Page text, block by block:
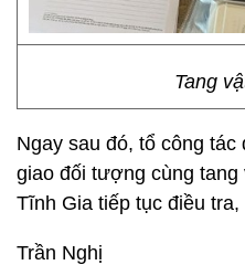
Tang
Ngay sau đó, tổ công tác
giao đối tượng cùng tang
Tĩnh Gia tiếp tục điều
Trần Nghị